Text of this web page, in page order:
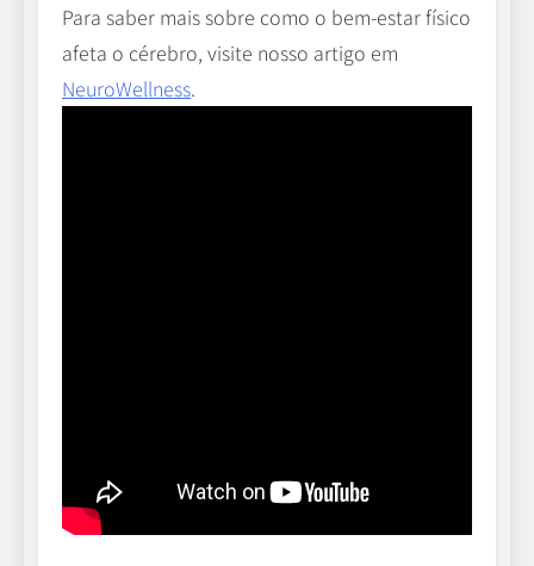
Para saber mais sobre como o bem-estar físico
afeta o cérebro, visite nosso artigo em
NeuroWellness.